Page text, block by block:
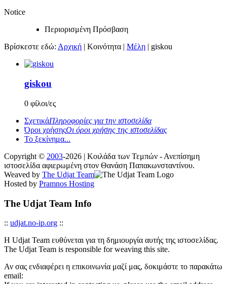
Notice
Περιορισμένη Πρόσβαση
Βρίσκεστε εδώ: Αρχική | Κοινότητα | Μέλη | giskou
giskou
0 φίλοι/ες
ΣχετικάΠληροφορίες για την ιστοσελίδα
Όροι χρήσηςΟι όροι χρήσης της ιστοσελίδας
Το ξεκίνημα...
Copyright © 2003-2026 | Κοιλάδα των Τεμπών - Ανεπίσημη
ιστοσελίδα αφιερωμένη στον Θανάση Παπακωνσταντίνου.
Weaved by The Udjat Team
Hosted by Pramnos Hosting
The Udjat Team Info
:: udjat.no-ip.org ::
Η Udjat Team ευθύνεται για τη δημιουργία αυτής της ιστοσελίδας.
The Udjat Team is responsible for weaving this site.
Αν σας ενδιαφέρει η επικοινωνία μαζί μας, δοκιμάστε το παρακάτω
email: